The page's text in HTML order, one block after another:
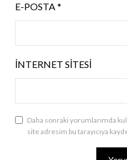
E-POSTA*
İNTERNET SITESI
Daha sonraki yorumlarımda
site adresim bu tarayıcıya